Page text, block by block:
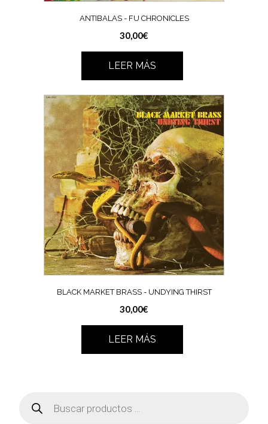
ANTIBALAS ‎- FU CHRONICLES
30,00€
LEER MÁS
BLACK MARKET BRASS ‎- UNDYING THIRST
30,00€
LEER MÁS
productos